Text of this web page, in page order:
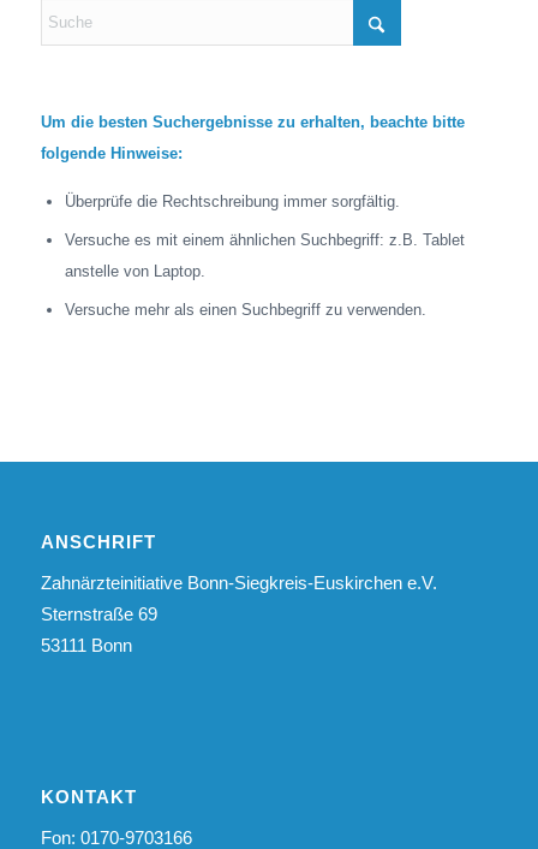
Um die besten Suchergebnisse zu erhalten, beachte bitte
folgende Hinweise:
Überprüfe die Rechtschreibung immer sorgfältig.
Versuche es mit einem ähnlichen Suchbegriff: z.B. Tablet
anstelle von Laptop.
Versuche mehr als einen Suchbegriff zu verwenden.
ANSCHRIFT
Zahnärzteinitiative Bonn-Siegkreis-Euskirchen e.V.
Sternstraße 69
53111 Bonn
KONTAKT
Fon: 0170-9703166